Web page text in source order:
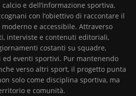
e dell’informazione sportiva,
con l’obiettivo di raccontare il
e accessibile. Attraverso
interviste e contenuti editoriali,
costanti su squadre,
eventi sportivi. Pur mantenendo
verso altri sport, il progetto punta
solo come disciplina sportiva, ma
e comunità.